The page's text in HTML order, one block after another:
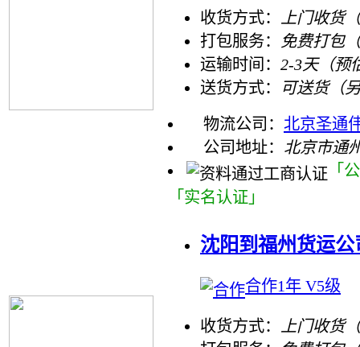
收货方式：
上门收货
打包服务：
免费打包
运输时间： 2-3天（预
送货方式：
可送货（
物流公司： 北京圣通
公司地址： 北京市通
「
「实名认证」
沈阳到福州货运
合作1年 V5级
收货方式：
上门收货